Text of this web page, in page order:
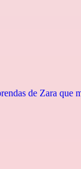
de Zara que